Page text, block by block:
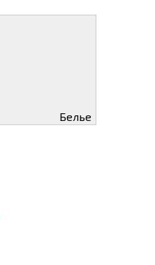
Белье